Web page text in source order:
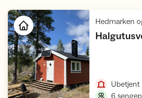
Ubetjent,
6